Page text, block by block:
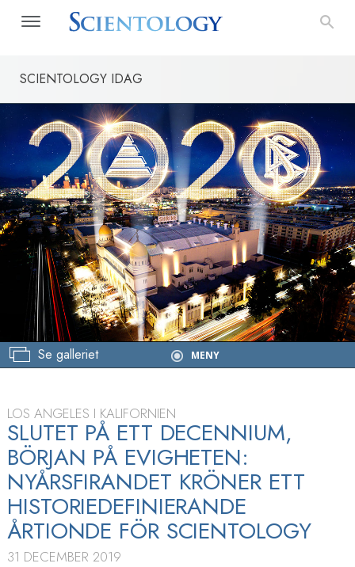
SCIENTOLOGY IDAG
MENY
Nyårsfirandet
Se galleriet
LOS ANGELES I KALIFORNIEN
SLUTET PÅ ETT DECENNIUM,
BÖRJAN PÅ EVIGHETEN:
NYÅRSFIRANDET KRÖNER ETT
HISTORIEDEFINIERANDE
ÅRTIONDE FÖR SCIENTOLOGY
31 DECEMBER 2019